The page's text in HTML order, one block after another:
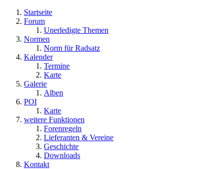
Startseite
Forum
Unerledigte Themen
Normen
Norm für Radsatz
Kalender
Termine
Karte
Galerie
Alben
POI
Karte
weitere Funktionen
Forenregeln
Lieferanten & Vereine
Geschichte
Downloads
Kontakt